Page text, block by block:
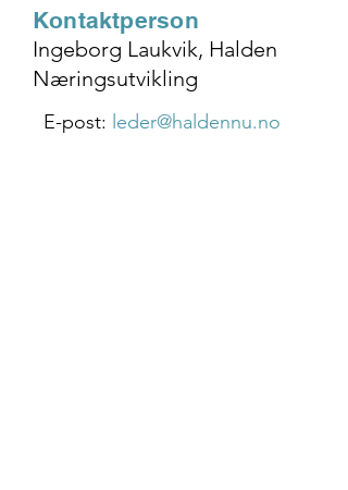
Kontaktperson
Ingeborg Laukvik, Halden
Næringsutvikling
E-post: leder@haldennu.no